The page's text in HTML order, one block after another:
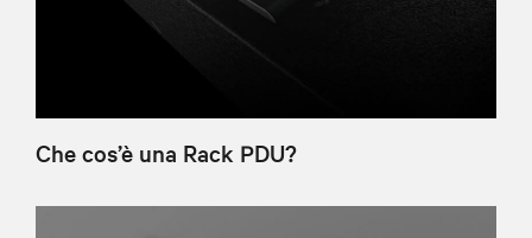
Che cos’è una Rack PDU?